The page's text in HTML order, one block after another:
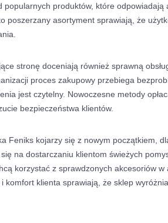
popularnych produktów, które odpowiadają
poszerzany asortyment sprawiają, że
stronę doceniają również sprawną
proces zakupowy przebiega
jest czytelny. Nowoczesne metody
bezpieczeństwa klientów.
Feniks kojarzy się z nowym początkiem,
na dostarczaniu klientom świeżych
korzystać z sprawdzonych akcesoriów w
i komfort klienta sprawiają, że sklep